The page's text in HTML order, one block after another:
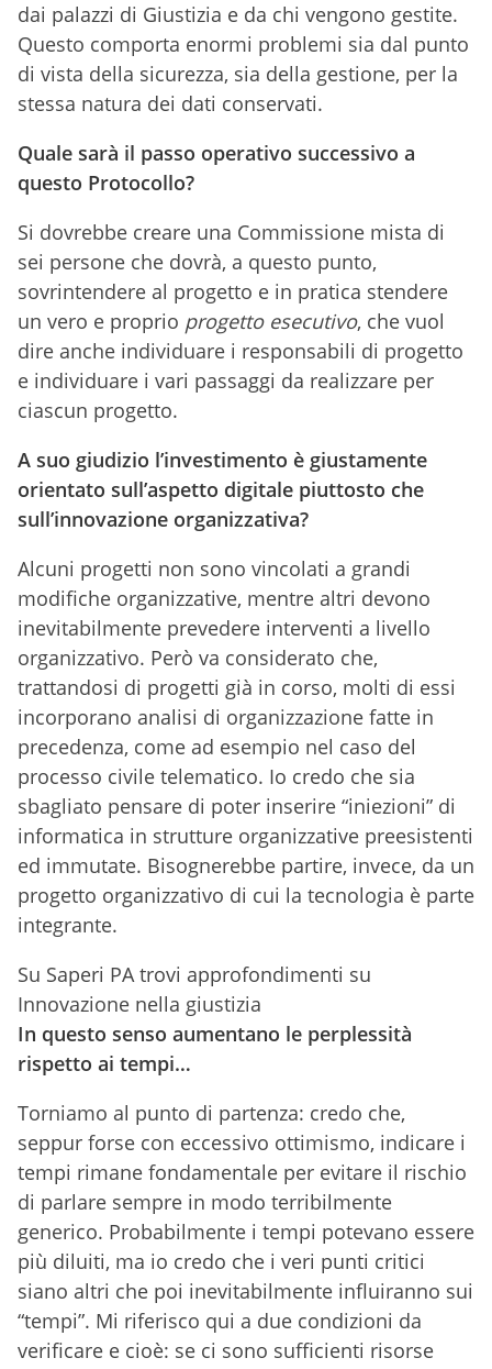
dai palazzi di Giustizia e da chi vengono gestite.
Questo comporta enormi problemi sia dal punto
di vista della sicurezza, sia della gestione, per la
stessa natura dei dati conservati.
Quale sarà il passo operativo successivo a
questo Protocollo?
Si dovrebbe creare una Commissione mista di
sei persone che dovrà, a questo punto,
sovrintendere al progetto e in pratica stendere
un vero e proprio progetto esecutivo, che vuol
dire anche individuare i responsabili di progetto
e individuare i vari passaggi da realizzare per
ciascun progetto.
A suo giudizio l’investimento è giustamente
orientato sull’aspetto digitale piuttosto che
sull’innovazione organizzativa?
Alcuni progetti non sono vincolati a grandi
modifiche organizzative, mentre altri devono
inevitabilmente prevedere interventi a livello
organizzativo. Però va considerato che,
trattandosi di progetti già in corso, molti di essi
incorporano analisi di organizzazione fatte in
precedenza, come ad esempio nel caso del
processo civile telematico. Io credo che sia
sbagliato pensare di poter inserire “iniezioni” di
informatica in strutture organizzative preesistenti
ed immutate. Bisognerebbe partire, invece, da un
progetto organizzativo di cui la tecnologia è parte
integrante.
Su Saperi PA trovi approfondimenti su
Innovazione nella giustizia
In questo senso aumentano le perplessità
rispetto ai tempi…
Torniamo al punto di partenza: credo che,
seppur forse con eccessivo ottimismo, indicare i
tempi rimane fondamentale per evitare il rischio
di parlare sempre in modo terribilmente
generico. Probabilmente i tempi potevano essere
più diluiti, ma io credo che i veri punti critici
siano altri che poi inevitabilmente influiranno sui
“tempi”. Mi riferisco qui a due condizioni da
verificare e cioè: se ci sono sufficienti risorse